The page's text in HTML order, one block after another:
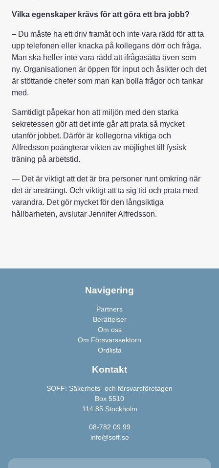
Vilka egenskaper krävs för att göra ett bra jobb?
– Du måste ha ett driv framåt och inte vara rädd för att ta
upp telefonen eller knacka på kollegans dörr och fråga.
Man ska heller inte vara rädd att ifrågasätta även som
ny. Organisationen är öppen för input och åsikter och det
är stöttande chefer som man kan bolla frågor och tankar
med.
Samtidigt påpekar hon att miljön med den starka
sekretessen gör att det inte går att prata så mycket
utanför jobbet. Därför är kollegorna viktiga och
Alfredsson poängterar vikten av möjlighet till fysisk
träning på arbetstid.
— Det är viktigt att det är bra personer runt omkring när
det är ansträngt. Och viktigt att ta sig tid och prata med
varandra. Det gör mycket för den långsiktiga
hållbarheten, avslutar Jennifer Alfredsson.
Navigering
Partners
Berättelser
Om oss
Om Försvarssektorn
Ordlista
Kontakt
SOFF: Säkerhets- och försvarsföretagen
Box 5510
114 85 Stockholm
08-782 09 99
info@soff.se